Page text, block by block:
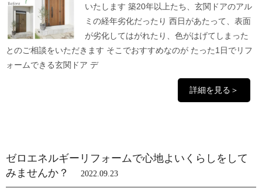
いたします 築20年以上たち、玄関ドアのアル
ミの経年劣化だったり 西日があたって、表面
が劣化してはがれたり、色がはげてしまった
とのご相談をいただきます そこでおすすめなのが たった1日でリフ
ォームできる玄関ドア デ
詳細を見る＞
ゼロエネルギーリフォームで心地よいくらしをして
みませんか？
2022.09.23